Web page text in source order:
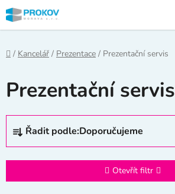
Přejít
na
obsah
Domů
/ Kancelář / Prezentace / Prezentační servis
Prezentační servis
Ř
z
n
Řadit podle:Doporučujeme
Otevřít filtr